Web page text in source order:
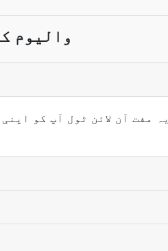
والیوم
یہ مفت آن لائن ٹول آپ کو